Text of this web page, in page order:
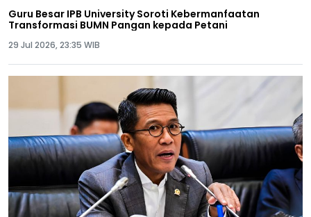
Guru Besar IPB University Soroti Kebermanfaatan
Transformasi BUMN Pangan kepada Petani
29 Jul 2026, 23:35 WIB